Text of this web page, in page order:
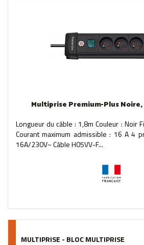
Multiprise Premium-Plus Noire,
Longueur du câble : 1,8m Couleur : Noir
Courant maximum admissible : 16 A 4
16A/230V~ Câble H05VV-F...
MULTIPRISE - BLOC MULTIPRISE